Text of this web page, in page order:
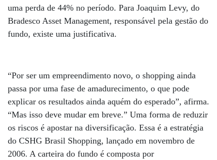
uma perda de 44% no período. Para Joaquim Levy, do
Bradesco Asset Management, responsável pela gestão do
fundo, existe uma justificativa.
“Por ser um empreendimento novo, o shopping ainda
passa por uma fase de amadurecimento, o que pode
explicar os resultados ainda aquém do esperado”, afirma.
“Mas isso deve mudar em breve.” Uma forma de reduzir
os riscos é apostar na diversificação. Essa é a estratégia
do CSHG Brasil Shopping, lançado em novembro de
2006. A carteira do fundo é composta por